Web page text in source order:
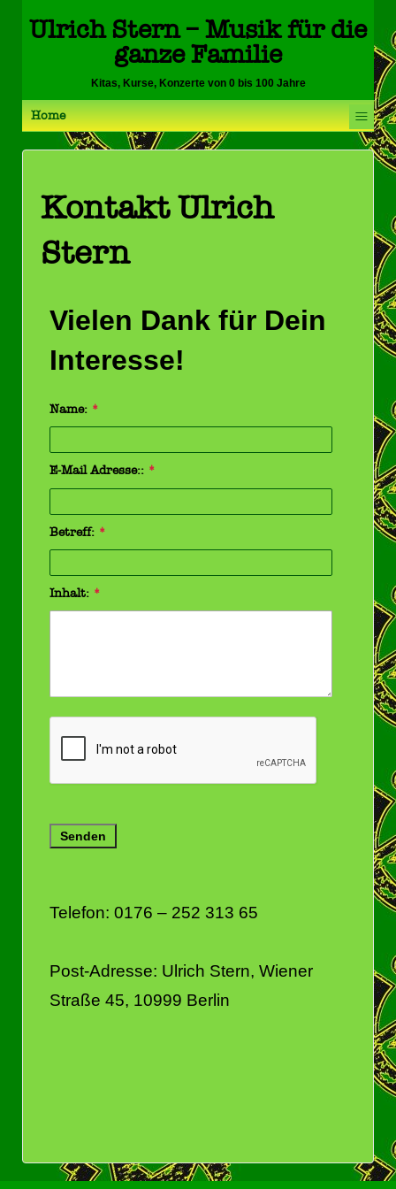
Ulrich Stern – Musik für die
ganze Familie
Kitas, Kurse, Konzerte von 0 bis 100 Jahre
Home ≡
Kontakt Ulrich
Stern
Vielen Dank für Dein
Interesse!
Name: *
E-Mail Adresse:: *
Betreff: *
Inhalt: *
Telefon: 0176 – 252 313 65
Post-Adresse: Ulrich Stern, Wiener
Straße 45, 10999 Berlin